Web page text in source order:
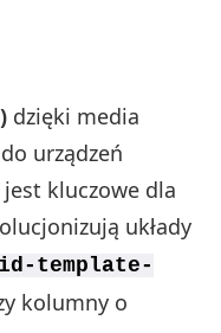
dzięki media
urządzeń
kluczowe dla
układy
template-
kolumny o